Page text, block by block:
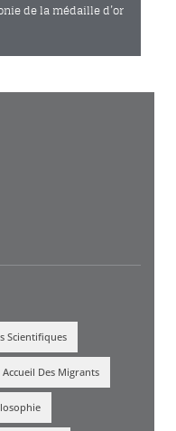
de la médaille d’or
Scientifiques
Accueil Des Migrants